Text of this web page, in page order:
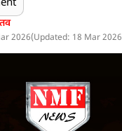
2026(Updated: 18 Mar 2026